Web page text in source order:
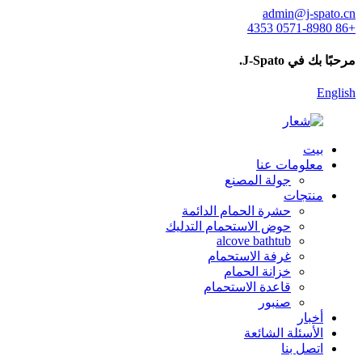
admin@j-spato.cn
+86 0571-8980 4353
مرحبًا بك في J-Spato.
English
بيت
معلومات عنا
جولة المصنع
منتجات
حشرة الحمام الدائمة
حوض الاستحمام التدليك
alcove bathtub
غرفة الاستحمام
خزانة الحمام
قاعدة الاستحمام
صنبور
أخبار
الأسئلة الشائعة
اتصل بنا